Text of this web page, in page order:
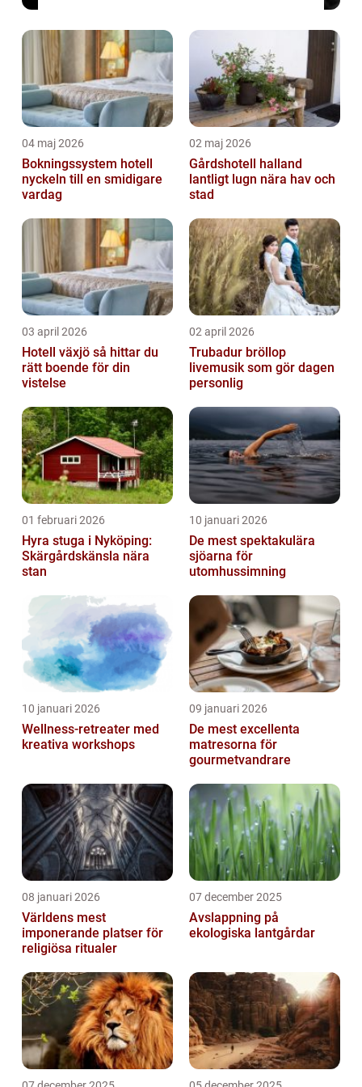
04 maj 2026
Bokningssystem hotell
nyckeln till en smidigare
vardag
02 maj 2026
Gårdshotell halland
lantligt lugn nära hav och
stad
03 april 2026
Hotell växjö så hittar du
rätt boende för din
vistelse
02 april 2026
Trubadur bröllop
livemusik som gör dagen
personlig
01 februari 2026
Hyra stuga i Nyköping:
Skärgårdskänsla nära
stan
10 januari 2026
De mest spektakulära
sjöarna för
utomhussimning
10 januari 2026
Wellness-retreater med
kreativa workshops
09 januari 2026
De mest excellenta
matresorna för
gourmetvandrare
08 januari 2026
Världens mest
imponerande platser för
religiösa ritualer
07 december 2025
Avslappning på
ekologiska lantgårdar